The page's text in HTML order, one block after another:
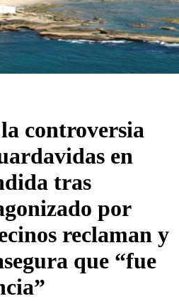
controversia
en
tras
por
reclaman y
que “fue